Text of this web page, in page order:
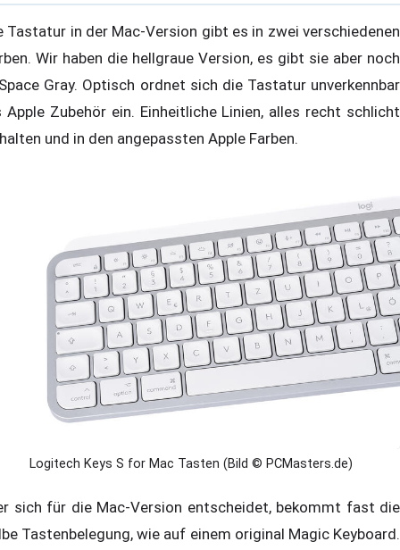
Tastatur in der Mac-Version gibt es in zwei verschiedenen
Wir haben die hellgraue Version, es gibt sie aber noch
Gray. Optisch ordnet sich die Tastatur unverkennbar
Apple Zubehör ein. Einheitliche Linien, alles recht schlicht
und in den angepassten Apple Farben.
Logitech Keys S for Mac Tasten (Bild © PCMasters.de)
sich für die Mac-Version entscheidet, bekommt fast die
Tastenbelegung, wie auf einem original Magic Keyboard.